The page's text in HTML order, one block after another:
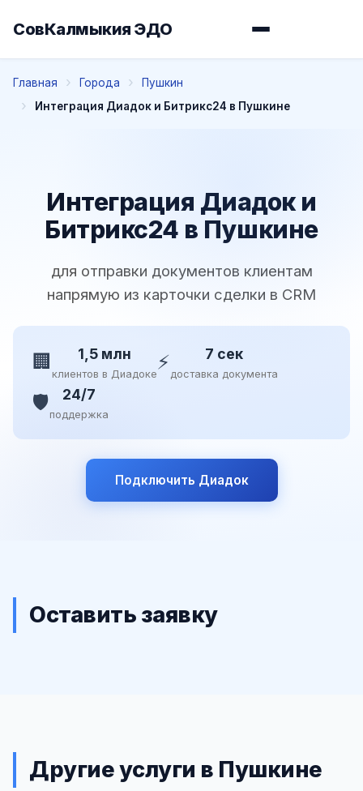
СовКалмыкия ЭДО
Главная Города
Пушкин
Интеграция Диадок и Битрикс24 в Пушкине
Интеграция Диадок и
Битрикс24 в Пушкине
для отправки документов клиентам
напрямую из карточки сделки в CRM
🏢 1,5 млн
клиентов в Диадоке⚡ 7 сек
доставка документа
🛡️ 24/7
поддержка
Подключить Диадок
Оставить заявку
Другие услуги в Пушкине